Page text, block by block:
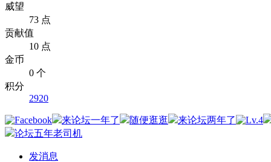
威望
73 点
贡献值
10 点
金币
0 个
积分
2920
发消息